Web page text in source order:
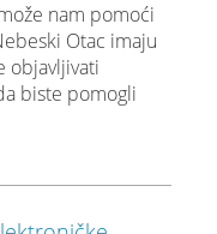
nam pomoći
Otac imaju
objavljivati
biste pomogli